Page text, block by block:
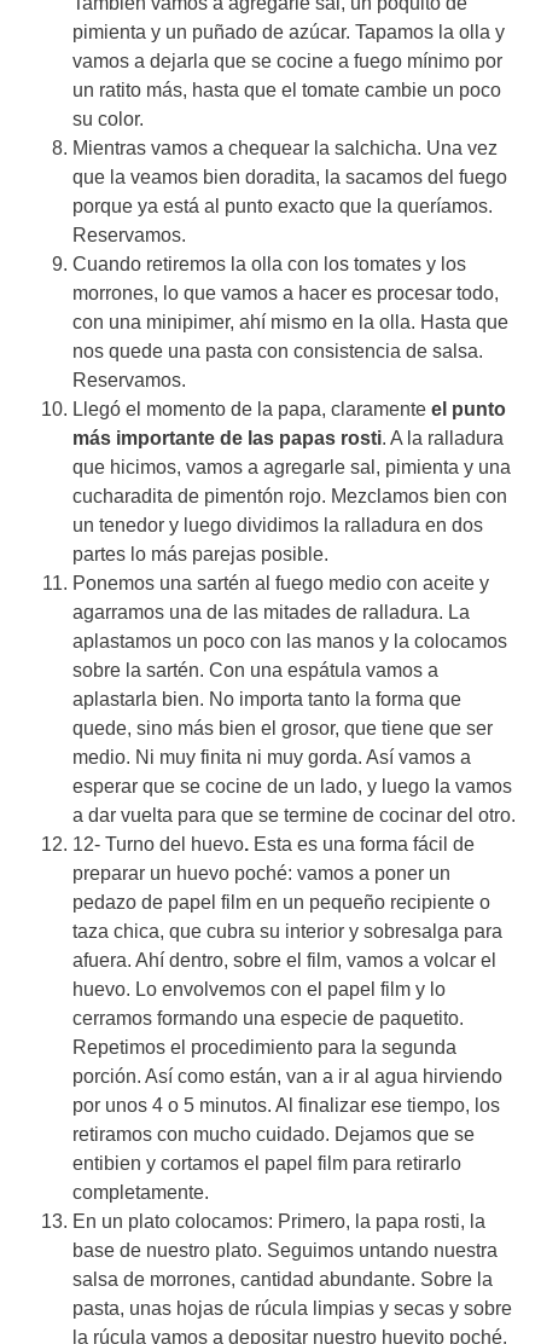
pimienta y un puñado de azúcar. Tapamos la olla y
vamos a dejarla que se cocine a fuego mínimo por
un ratito más, hasta que el tomate cambie un poco
su color.
Mientras vamos a chequear la salchicha. Una vez
que la veamos bien doradita, la sacamos del fuego
porque ya está al punto exacto que la queríamos.
Reservamos.
Cuando retiremos la olla con los tomates y los
morrones, lo que vamos a hacer es procesar todo,
con una minipimer, ahí mismo en la olla. Hasta que
nos quede una pasta con consistencia de salsa.
Reservamos.
Llegó el momento de la papa, claramente el punto
más importante de las papas rosti. A la ralladura
que hicimos, vamos a agregarle sal, pimienta y una
cucharadita de pimentón rojo. Mezclamos bien con
un tenedor y luego dividimos la ralladura en dos
partes lo más parejas posible.
Ponemos una sartén al fuego medio con aceite y
agarramos una de las mitades de ralladura. La
aplastamos un poco con las manos y la colocamos
sobre la sartén. Con una espátula vamos a
aplastarla bien. No importa tanto la forma que
quede, sino más bien el grosor, que tiene que ser
medio. Ni muy finita ni muy gorda. Así vamos a
esperar que se cocine de un lado, y luego la vamos
a dar vuelta para que se termine de cocinar del otro.
12- Turno del huevo. Esta es una forma fácil de
preparar un huevo poché: vamos a poner un
pedazo de papel film en un pequeño recipiente o
taza chica, que cubra su interior y sobresalga para
afuera. Ahí dentro, sobre el film, vamos a volcar el
huevo. Lo envolvemos con el papel film y lo
cerramos formando una especie de paquetito.
Repetimos el procedimiento para la segunda
porción. Así como están, van a ir al agua hirviendo
por unos 4 o 5 minutos. Al finalizar ese tiempo, los
retiramos con mucho cuidado. Dejamos que se
entibien y cortamos el papel film para retirarlo
completamente.
En un plato colocamos: Primero, la papa rosti, la
base de nuestro plato. Seguimos untando nuestra
salsa de morrones, cantidad abundante. Sobre la
pasta, unas hojas de rúcula limpias y secas y sobre
la rúcula vamos a depositar nuestro huevito poché.